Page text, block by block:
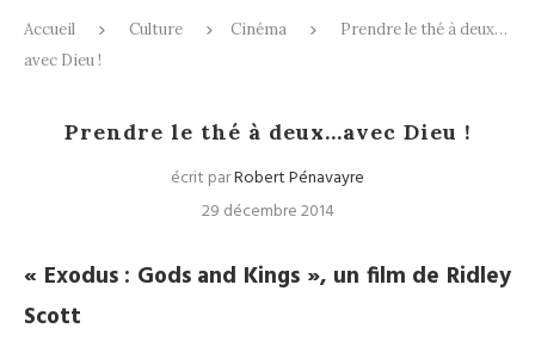
Accueil Culture Cinéma
Prendre le thé à deux…
avec Dieu !
Cinéma
Prendre le thé à deux…avec Dieu !
écrit parRobert Pénavayre
29 décembre 2014
« Exodus : Gods and Kings », un film de Ridley
Scott